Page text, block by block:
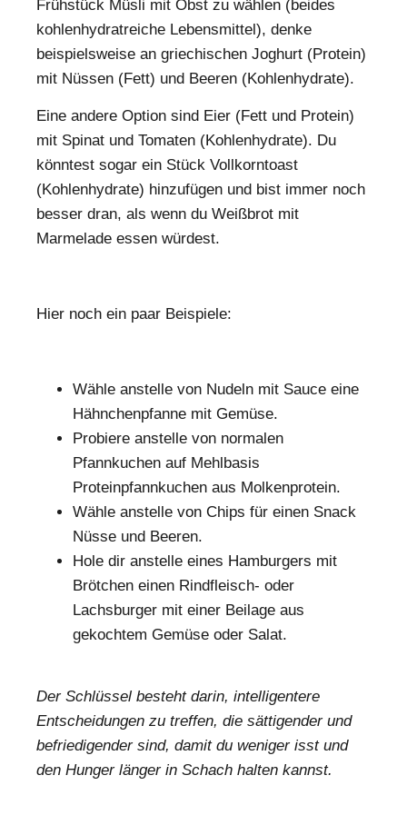
Frühstück Müsli mit Obst zu wählen (beides
kohlenhydratreiche Lebensmittel), denke
beispielsweise an griechischen Joghurt (Protein)
mit Nüssen (Fett) und Beeren (Kohlenhydrate).
Eine andere Option sind Eier (Fett und Protein)
mit Spinat und Tomaten (Kohlenhydrate). Du
könntest sogar ein Stück Vollkorntoast
(Kohlenhydrate) hinzufügen und bist immer noch
besser dran, als wenn du Weißbrot mit
Marmelade essen würdest.
Hier noch ein paar Beispiele:
Wähle anstelle von Nudeln mit Sauce eine
Hähnchenpfanne mit Gemüse.
Probiere anstelle von normalen
Pfannkuchen auf Mehlbasis
Proteinpfannkuchen aus Molkenprotein.
Wähle anstelle von Chips für einen Snack
Nüsse und Beeren.
Hole dir anstelle eines Hamburgers mit
Brötchen einen Rindfleisch- oder
Lachsburger mit einer Beilage aus
gekochtem Gemüse oder Salat.
Der Schlüssel besteht darin, intelligentere
Entscheidungen zu treffen, die sättigender und
befriedigender sind, damit du weniger isst und
den Hunger länger in Schach halten kannst.